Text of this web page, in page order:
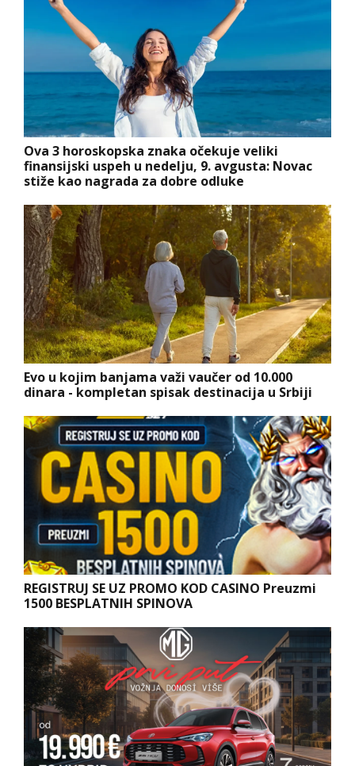
Ova 3 horoskopska znaka očekuje veliki
finansijski uspeh u nedelju, 9. avgusta: Novac
stiže kao nagrada za dobre odluke
Evo u kojim banjama važi vaučer od 10.000
dinara - kompletan spisak destinacija u Srbiji
REGISTRUJ SE UZ PROMO KOD CASINO Preuzmi
1500 BESPLATNIH SPINOVA